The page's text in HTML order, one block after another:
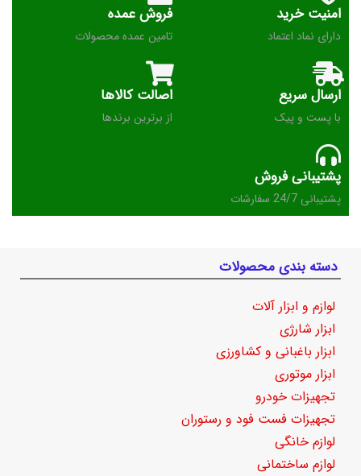
امنیت خرید
دارای نماد اعتماد
فروش عمده
تامین عمده محصولات
ارسال سریع
با پست و پیک
اصالت کالاها
از برترین برندها
پشتیبانی فروش
پشتیبانی 24/7 سفارشات
دسته بندی محصولات
لوازم و ابزار آلات
ابزار شارژی
ابزار باغبانی و کشاورزی
ابزار موتوری
تجهیزات خودرو
تجهیزات فست فود و رستوران
لوازم خانگی
لوازم ساختمانی